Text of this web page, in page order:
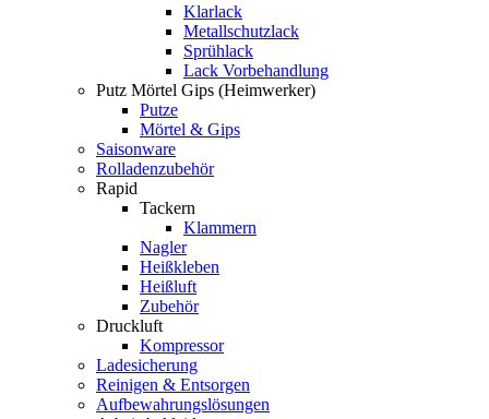
Klarlack
Metallschutzlack
Sprühlack
Lack Vorbehandlung
Putz Mörtel Gips (Heimwerker)
Putze
Mörtel & Gips
Saisonware
Rolladenzubehör
Rapid
Tackern
Klammern
Nagler
Heißkleben
Heißluft
Zubehör
Druckluft
Kompressor
Ladesicherung
Reinigen & Entsorgen
Aufbewahrungslösungen